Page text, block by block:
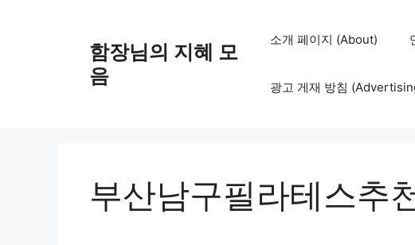
함장님의 지혜 모
음
소개 페이지 (About)
광고 게재 방침
부산남구필라테스추